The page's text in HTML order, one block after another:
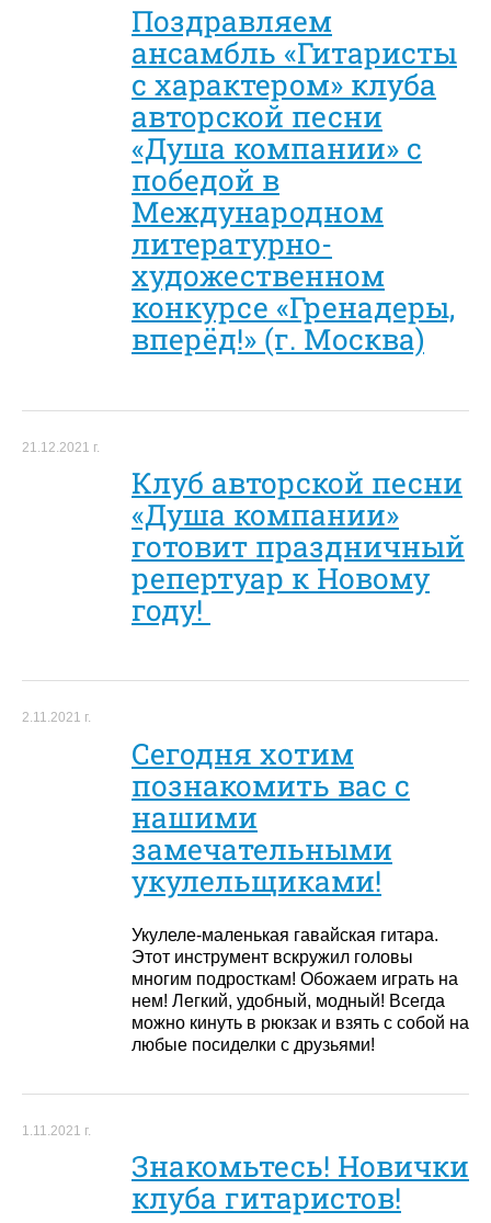
Поздравляем
ансамбль «Гитаристы
с характером» клуба
авторской песни
«Душа компании» с
победой в
Международном
литературно-
художественном
конкурсе «Гренадеры,
вперёд!» (г. Москва)
21.12.2021 г.
Клуб авторской песни
«Душа компании»
готовит праздничный
репертуар к Новому
году!
2.11.2021 г.
Сегодня хотим
познакомить вас с
нашими
замечательными
укулельщиками!
Укулеле-маленькая гавайская гитара.
Этот инструмент вскружил головы
многим подросткам! Обожаем играть на
нем! Легкий, удобный, модный! Всегда
можно кинуть в рюкзак и взять с собой на
любые посиделки с друзьями!
1.11.2021 г.
Знакомьтесь! Новички
клуба гитаристов!